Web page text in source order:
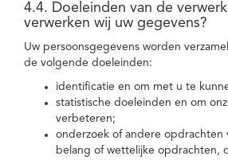
4.4. Doeleinden van de
verwerken wij uw gegevens?
Uw persoonsgegevens worden
de volgende doeleinden:
identificatie en om met u te
statistische doeleinden en om
verbeteren;
onderzoek of andere opdrachten
belang of wettelijke opdrachten,